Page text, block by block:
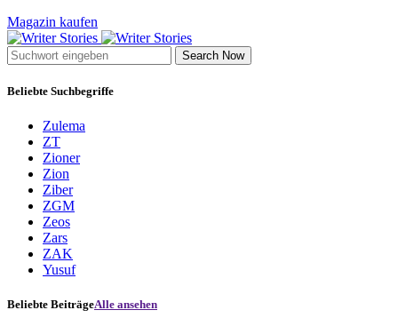
Magazin kaufen
Search Now
Beliebte Suchbegriffe
Zulema
ZT
Zioner
Zion
Ziber
ZGM
Zeos
Zars
ZAK
Yusuf
Beliebte BeiträgeAlle ansehen